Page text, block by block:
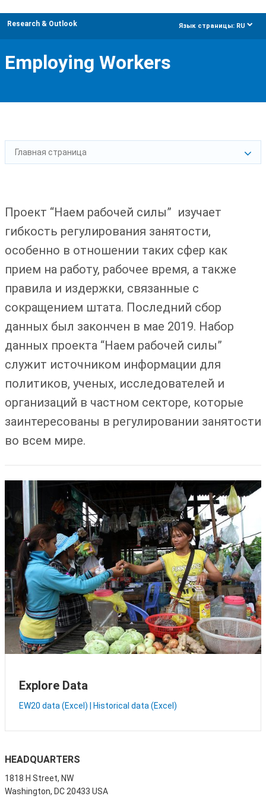
Research & Outlook Язык страницы: RU dropdown
Employing Workers
Главная страница
Проект “Наем рабочей силы” изучает
гибкость регулирования занятости,
особенно в отношении таких сфер как
прием на работу, рабочее время, а также
правила и издержки, связанные с
сокращением штата. Последний сбор
данных был закончен в мае 2019. Набор
данных проекта “Наем рабочей силы”
служит источником информации для
политиков, ученых, исследователей и
организаций в частном секторе, которые
заинтересованы в регулировании занятости
во всем мире.
Explore Data
EW20 data (Excel) Historical data (Excel)
HEADQUARTERS
1818 H Street, NW
Washington, DC 20433 USA